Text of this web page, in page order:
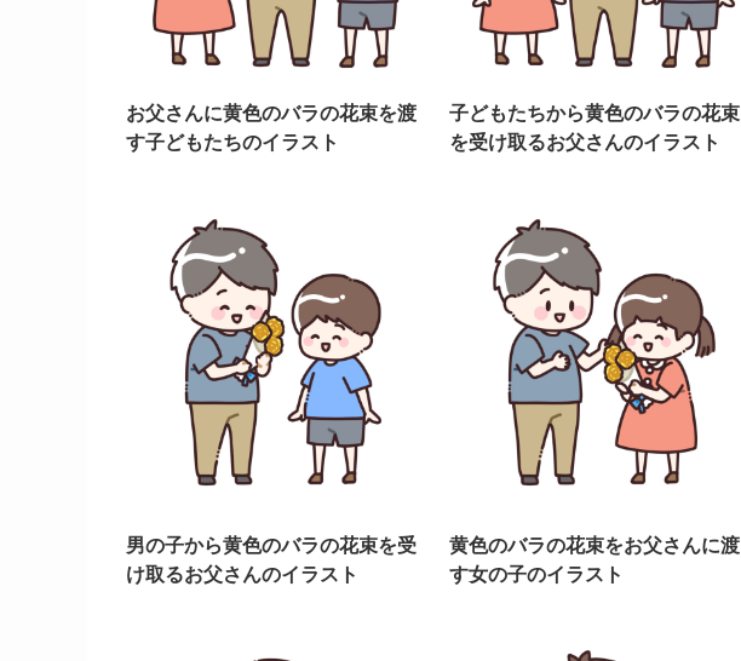
お父さんに黄色のバラの花束を渡
す子どもたちのイラスト
子どもたちから黄色のバラの花束
を受け取るお父さんのイラスト
男の子から黄色のバラの花束を受
け取るお父さんのイラスト
黄色のバラの花束をお父さんに渡
す女の子のイラスト